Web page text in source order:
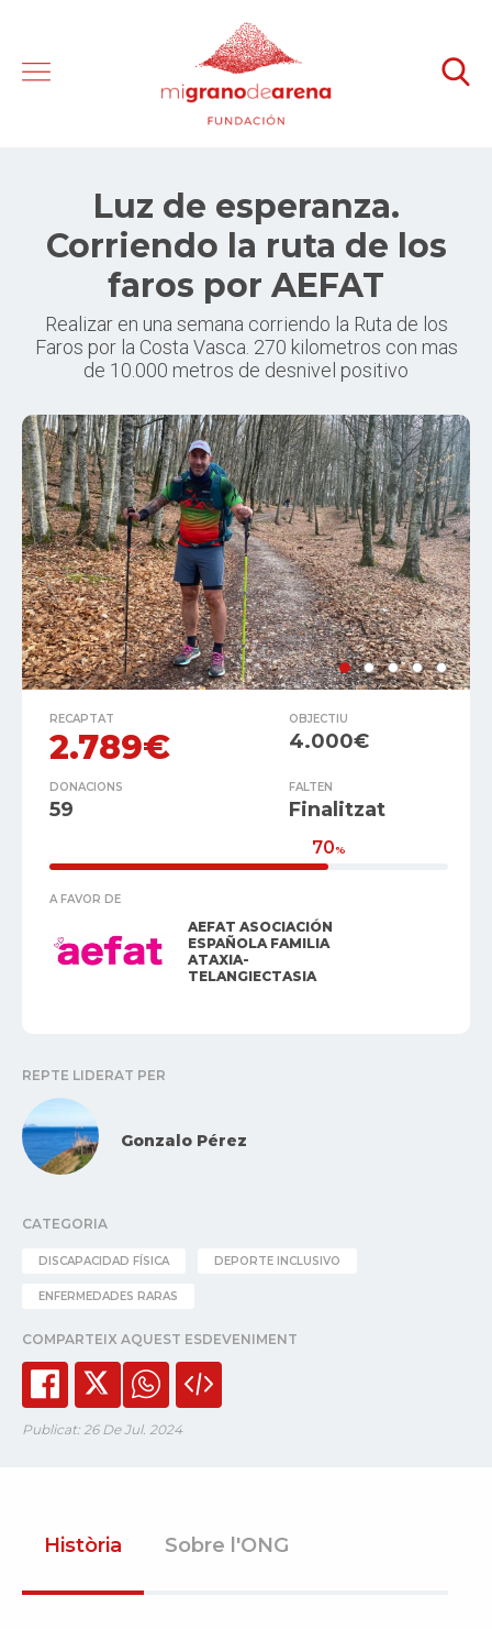
Luz de esperanza.
Corriendo la ruta de los
faros por AEFAT
Realizar en una semana corriendo la Ruta de los
Faros por la Costa Vasca. 270 kilometros con mas
de 10.000 metros de desnivel positivo
RECAPTAT
2.789€
OBJECTIU
4.000€
DONACIONS
59
FALTEN
Finalitzat
70%
A FAVOR DE
AEFAT ASOCIACIÓN
ESPAÑOLA FAMILIA
ATAXIA-
TELANGIECTASIA
REPTE LIDERAT PER
Gonzalo Pérez
CATEGORIA
DISCAPACIDAD FÍSICA DEPORTE INCLUSIVO
ENFERMEDADES RARAS
COMPARTEIX AQUEST ESDEVENIMENT
Publicat: 26 De Jul. 2024
Història Sobre l'ONG